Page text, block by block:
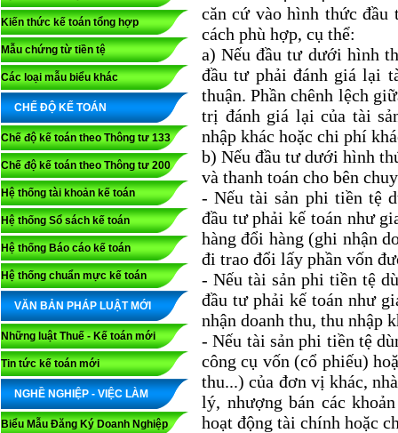
Kiến thức kế toán tổng hợp
Mẫu chứng từ tiền tệ
Các loại mẫu biểu khác
CHẾ ĐỘ KẾ TOÁN
Chế độ kế toán theo Thông tư 133
Chế độ kế toán theo Thông tư 200
Hệ thống tài khoản kế toán
Hệ thống Sổ sách kế toán
Hệ thống Báo cáo kế toán
Hệ thống chuẩn mực kế toán
VĂN BẢN PHÁP LUẬT MỚI
Những luật Thuế - Kế toán mới
Tin tức kế toán mới
NGHỀ NGHIỆP - VIỆC LÀM
Biểu Mẫu Đăng Ký Doanh Nghiệp
căn cứ vào hình thức đầu
cách phù hợp, cụ thể:
a) Nếu đầu tư dưới hình
đầu tư phải đánh giá lại
thuận. Phần chênh lệch
trị đánh giá lại của tài
nhập khác hoặc chi phí
b) Nếu đầu tư dưới hình
và thanh toán cho bên
- Nếu tài sản phi tiền tệ
đầu tư phải kế toán như
hàng đổi hàng (ghi nhận
đi trao đổi lấy phần vốn
- Nếu tài sản phi tiền tệ
đầu tư phải kế toán như
nhận doanh thu, thu nhập
- Nếu tài sản phi tiền tệ
công cụ vốn (cổ phiếu)
thu...) của đơn vị khác,
lý, nhượng bán các
hoạt động tài chính hoặc